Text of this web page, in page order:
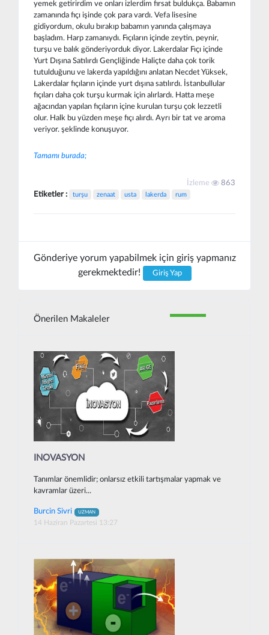
yemek getirirdim ve onları izlerdim fırsat buldukça. Babamın
zamanında fıçı işinde çok para vardı. Vefa lisesine
gidiyordum, okulu bırakıp babamın yanında çalışmaya
başladım. Harp zamanıydı. Fıçıların içinde zeytin, peynir,
turşu ve balık gönderiyorduk diyor. Lakerdalar Fıçı içinde
Yurt Dışına Satılırdı Gençliğinde Haliçte daha çok torik
tutulduğunu ve lakerda yapıldığını anlatan Necdet Yüksek,
Lakerdalar fıçıların içinde yurt dışına satılırdı. İstanbullular
fıçıları daha çok turşu kurmak için alırlardı. Hatta meşe
ağacından yapılan fıçıların içine kurulan turşu çok lezzetli
olur. Halk bu yüzden meşe fıçı alırdı. Ayrı bir tat ve aroma
veriyor. şeklinde konuşuyor.
Tamamı burada;
İzleme 863
Etiketler : turşu zenaat usta lakerda rum
Gönderiye yorum yapabilmek için giriş yapmanız
gerekmektedir!
Giriş Yap
Önerilen Makaleler
INOVASYON
Tanımlar önemlidir; onlarsız etkili tartışmalar yapmak ve
kavramlar üzeri...
Burcin Sivri UZMAN
14 Haziran Pazartesi 13:27